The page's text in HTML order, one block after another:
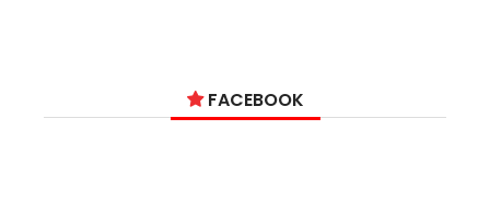
FACEBOOK